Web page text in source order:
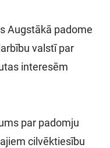
Augstākā padome
valstī par
interesēm
par padomju
cilvēktiesību